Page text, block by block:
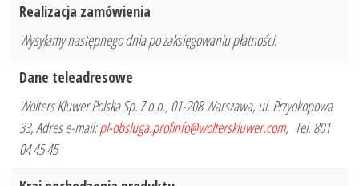
Realizacja zamówienia
Wysyłamy następnego dnia po zaksięgowaniu płatności.
Dane teleadresowe
Wolters Kluwer Polska Sp. Z o.o., 01-208 Warszawa, ul. Przyokopowa
33, Adres e-mail:pl-obsluga.profinfo@wolterskluwer.com, Tel. 801
04 45 45